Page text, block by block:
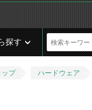
探す
ップ ハードウェア